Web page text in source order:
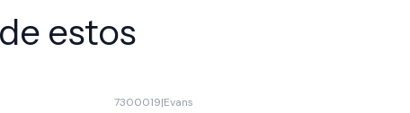
estos
7300019|Evans